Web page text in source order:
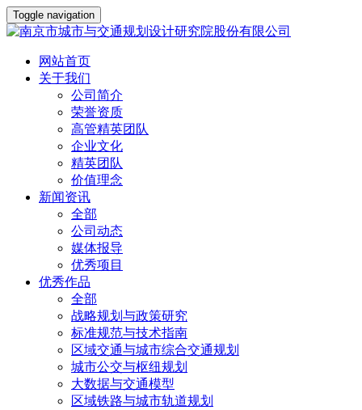
Toggle navigation
网站首页
关于我们
公司简介
荣誉资质
高管精英团队
企业文化
精英团队
价值理念
新闻资讯
全部
公司动态
媒体报导
优秀项目
优秀作品
全部
战略规划与政策研究
标准规范与技术指南
区域交通与城市综合交通规划
城市公交与枢纽规划
大数据与交通模型
区域铁路与城市轨道规划